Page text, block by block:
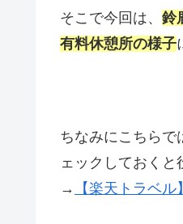
そこで今回は、 鈴
有料休憩所の様子
ちなみにこちらで
ェックしておくと
→
【楽天トラベ